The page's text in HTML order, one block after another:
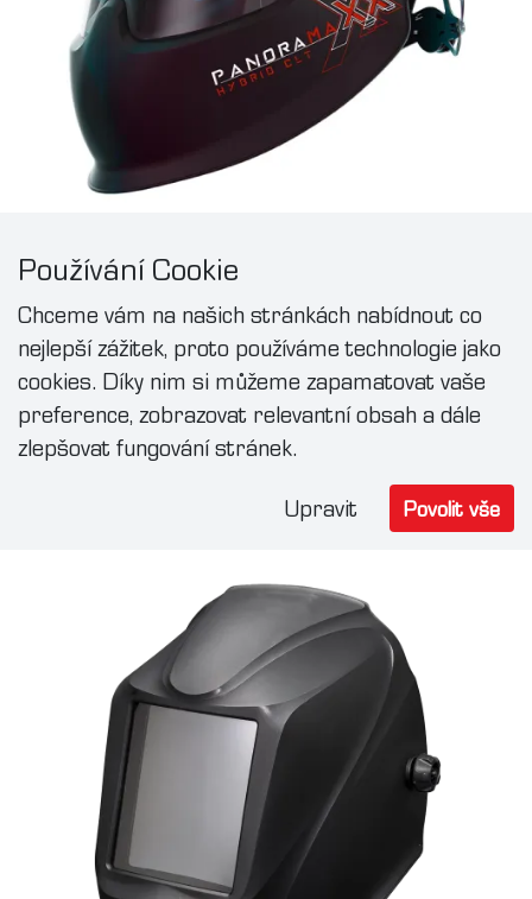
Kukla Panoramaxx
Laserovou svařovací kuklu se speciální
integrovanou technologií Crystal Lens můžete
nyní využívat nejen při běžném obloukovém
svařování, ale i při ručním laserovém svařování.
Používání Cookie
Chceme vám na našich stránkách nabídnout co
nejlepší zážitek, proto používáme technologie jako
cookies. Díky nim si můžeme zapamatovat vaše
preference, zobrazovat relevantní obsah a dále
zlepšovat fungování stránek.
Upravit Povolit vše